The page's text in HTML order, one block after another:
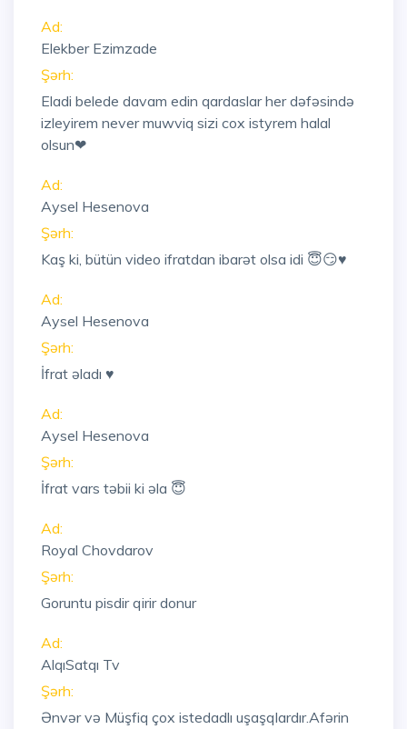
Ad:
Elekber Ezimzade
Şərh:
Eladi belede davam edin qardaslar her dəfəsində
izleyirem never muwviq sizi cox istyrem halal
olsun❤
Ad:
Aysel Hesenova
Şərh:
Kaş ki, bütün video ifratdan ibarət olsa idi 😇😏♥️
Ad:
Aysel Hesenova
Şərh:
İfrat əladı ♥️
Ad:
Aysel Hesenova
Şərh:
İfrat vars təbii ki əla 😇
Ad:
Royal Chovdarov
Şərh:
Goruntu pisdir qirir donur
Ad:
AlqıSatqı Tv
Şərh:
Ənvər və Müşfiq çox istedadlı uşaşqlardır.Afərin